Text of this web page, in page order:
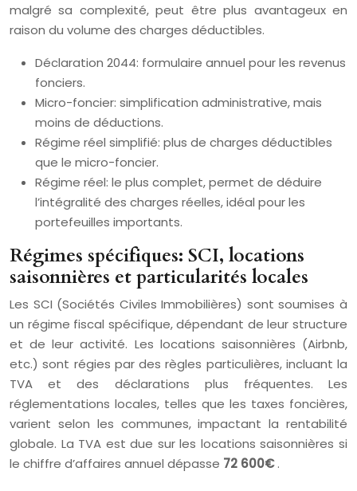
malgré sa complexité, peut être plus avantageux en
raison du volume des charges déductibles.
Déclaration 2044: formulaire annuel pour les revenus
fonciers.
Micro-foncier: simplification administrative, mais
moins de déductions.
Régime réel simplifié: plus de charges déductibles
que le micro-foncier.
Régime réel: le plus complet, permet de déduire
l’intégralité des charges réelles, idéal pour les
portefeuilles importants.
Régimes spécifiques: SCI, locations
saisonnières et particularités locales
Les SCI (Sociétés Civiles Immobilières) sont soumises à
un régime fiscal spécifique, dépendant de leur structure
et de leur activité. Les locations saisonnières (Airbnb,
etc.) sont régies par des règles particulières, incluant la
TVA et des déclarations plus fréquentes. Les
réglementations locales, telles que les taxes foncières,
varient selon les communes, impactant la rentabilité
globale. La TVA est due sur les locations saisonnières si
le chiffre d’affaires annuel dépasse 72 600€.